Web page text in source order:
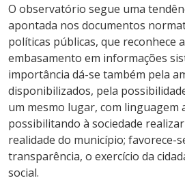
O observatório segue uma
apontada nos documentos
políticas públicas, que reconhece
embasamento em informações
importância dá-se também pela
disponibilizados, pela
um mesmo lugar, com linguagem
possibilitando à sociedade
realidade do município; favorece-
transparência, o exercício da
social.